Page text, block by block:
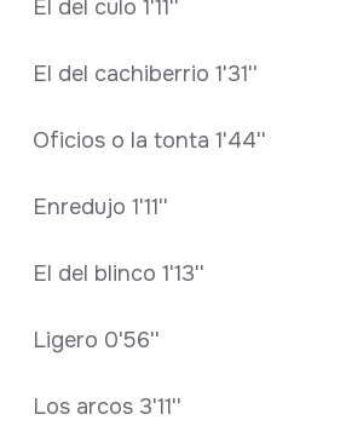
El del culo 1'11''
El del cachiberrio 1'31''
Oficios o la tonta 1'44''
Enredujo 1'11''
El del blinco 1'13''
Ligero 0'56''
Los arcos 3'11''